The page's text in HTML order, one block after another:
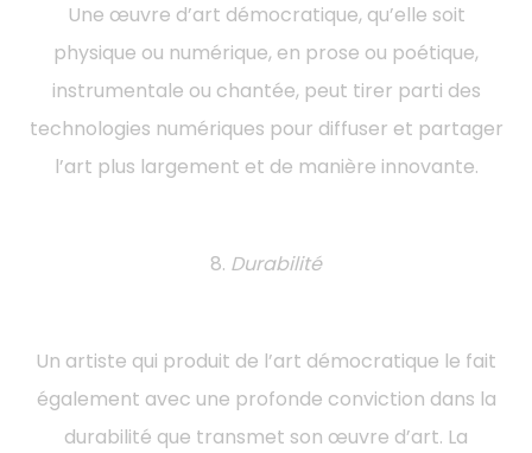
Une œuvre d’art démocratique, qu’elle soit
physique ou numérique, en prose ou poétique,
instrumentale ou chantée, peut tirer parti des
technologies numériques pour diffuser et partager
l’art plus largement et de manière innovante.
8. Durabilité
Un artiste qui produit de l’art démocratique le fait
également avec une profonde conviction dans la
durabilité que transmet son œuvre d’art. La